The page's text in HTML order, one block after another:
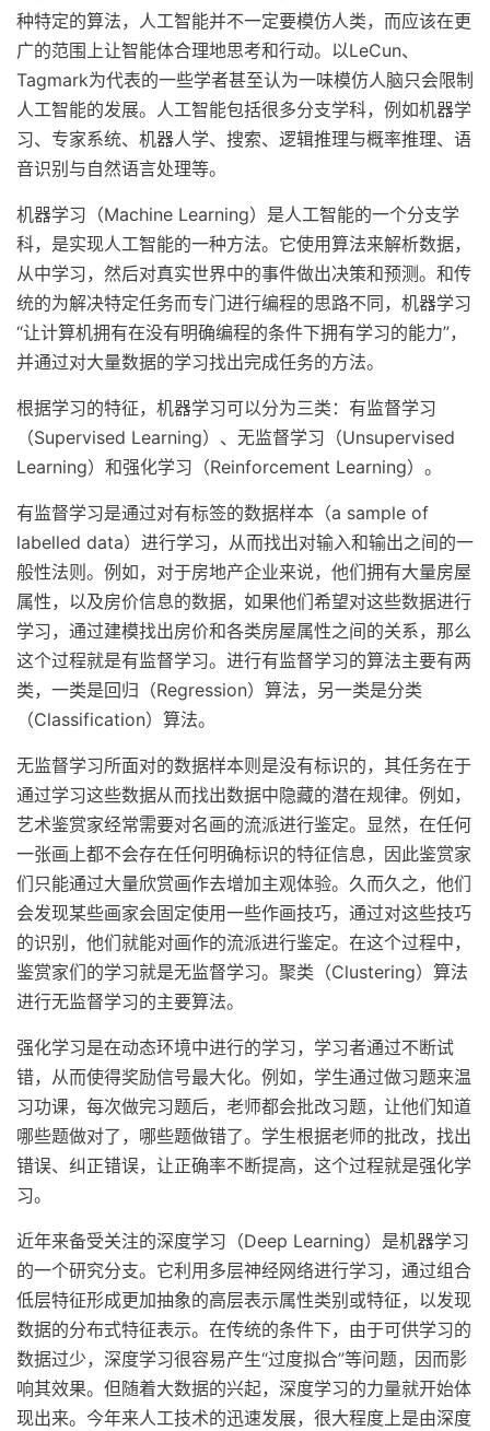
种特定的算法，人工智能并不一定要模仿人类，而应该在更
广的范围上让智能体合理地思考和行动。以LeCun、
Tagmark为代表的一些学者甚至认为一味模仿人脑只会限制
人工智能的发展。人工智能包括很多分支学科，例如机器学
习、专家系统、机器人学、搜索、逻辑推理与概率推理、语
音识别与自然语言处理等。
机器学习（Machine Learning）是人工智能的一个分支学
科，是实现人工智能的一种方法。它使用算法来解析数据，
从中学习，然后对真实世界中的事件做出决策和预测。和传
统的为解决特定任务而专门进行编程的思路不同，机器学习
“让计算机拥有在没有明确编程的条件下拥有学习的能力”，
并通过对大量数据的学习找出完成任务的方法。
根据学习的特征，机器学习可以分为三类：有监督学习
（Supervised Learning）、无监督学习（Unsupervised
Learning）和强化学习（Reinforcement Learning）。
有监督学习是通过对有标签的数据样本（a sample of
labelled data）进行学习，从而找出对输入和输出之间的一
般性法则。例如，对于房地产企业来说，他们拥有大量房屋
属性，以及房价信息的数据，如果他们希望对这些数据进行
学习，通过建模找出房价和各类房屋属性之间的关系，那么
这个过程就是有监督学习。进行有监督学习的算法主要有两
类，一类是回归（Regression）算法，另一类是分类
（Classification）算法。
无监督学习所面对的数据样本则是没有标识的，其任务在于
通过学习这些数据从而找出数据中隐藏的潜在规律。例如，
艺术鉴赏家经常需要对名画的流派进行鉴定。显然，在任何
一张画上都不会存在任何明确标识的特征信息，因此鉴赏家
们只能通过大量欣赏画作去增加主观体验。久而久之，他们
会发现某些画家会固定使用一些作画技巧，通过对这些技巧
的识别，他们就能对画作的流派进行鉴定。在这个过程中，
鉴赏家们的学习就是无监督学习。聚类（Clustering）算法
进行无监督学习的主要算法。
强化学习是在动态环境中进行的学习，学习者通过不断试
错，从而使得奖励信号最大化。例如，学生通过做习题来温
习功课，每次做完习题后，老师都会批改习题，让他们知道
哪些题做对了，哪些题做错了。学生根据老师的批改，找出
错误、纠正错误，让正确率不断提高，这个过程就是强化学
习。
近年来备受关注的深度学习（Deep Learning）是机器学习
的一个研究分支。它利用多层神经网络进行学习，通过组合
低层特征形成更加抽象的高层表示属性类别或特征，以发现
数据的分布式特征表示。在传统的条件下，由于可供学习的
数据过少，深度学习很容易产生“过度拟合”等问题，因而影
响其效果。但随着大数据的兴起，深度学习的力量就开始体
现出来。今年来人工技术的迅速发展，很大程度上是由深度